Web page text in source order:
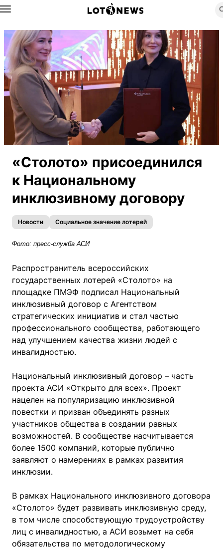
Назад
«Столото» присоединился
к Национальному
инклюзивному договору
Новости Социальное значение лотерей
Фото: пресс-служба АСИ
Распространитель всероссийских
государственных лотерей «Столото» на
площадке ПМЭФ подписал Национальный
инклюзивный договор с Агентством
стратегических инициатив и стал частью
профессионального сообщества, работающего
над улучшением качества жизни людей с
инвалидностью.
Национальный инклюзивный договор – часть
проекта АСИ «Открыто для всех». Проект
нацелен на популяризацию инклюзивной
повестки и призван объединять разных
участников общества в создании равных
возможностей. В сообществе насчитывается
более 1500 компаний, которые публично
заявляют о намерениях в рамках развития
инклюзии.
В рамках Национального инклюзивного договора
«Столото» будет развивать инклюзивную среду,
в том числе способствующую трудоустройству
лиц с инвалидностью, а АСИ возьмет на себя
обязательства по методологическому